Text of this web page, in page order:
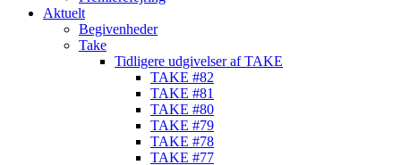
Aktuelt
Begivenheder
Take
Tidligere udgivelser af TAKE
TAKE #82
TAKE #81
TAKE #80
TAKE #79
TAKE #78
TAKE #77